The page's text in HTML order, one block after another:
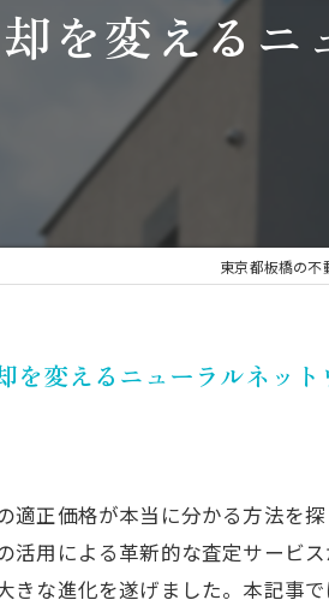
を変える
東京都板橋の不
を変えるニューラルネッ
適正価格が本当に分かる方法を
活用による革新的な査定サービ
きな進化を遂げました。本記事